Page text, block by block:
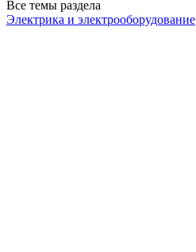
Все темы раздела
Электрика и электрооборудование